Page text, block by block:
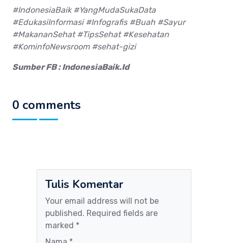
#IndonesiaBaik #YangMudaSukaData
#EdukasiInformasi #Infografis #Buah #Sayur
#MakananSehat #TipsSehat #Kesehatan
#KominfoNewsroom #sehat-gizi
Sumber FB : IndonesiaBaik.Id
0 comments
Tulis Komentar
Your email address will not be
published. Required fields are
marked *